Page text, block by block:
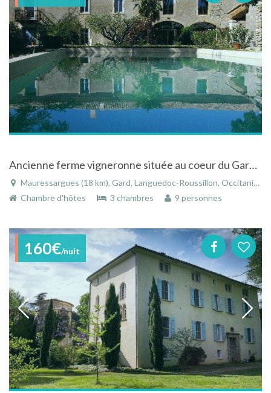
Ancienne ferme vigneronne située au coeur du Gard à Mauressargues
Mauressargues (18 km), Gard, Languedoc-Roussillon, Occitanie, France
Chambre d'hôtes
3 chambres 9 personnes
160€/nuit